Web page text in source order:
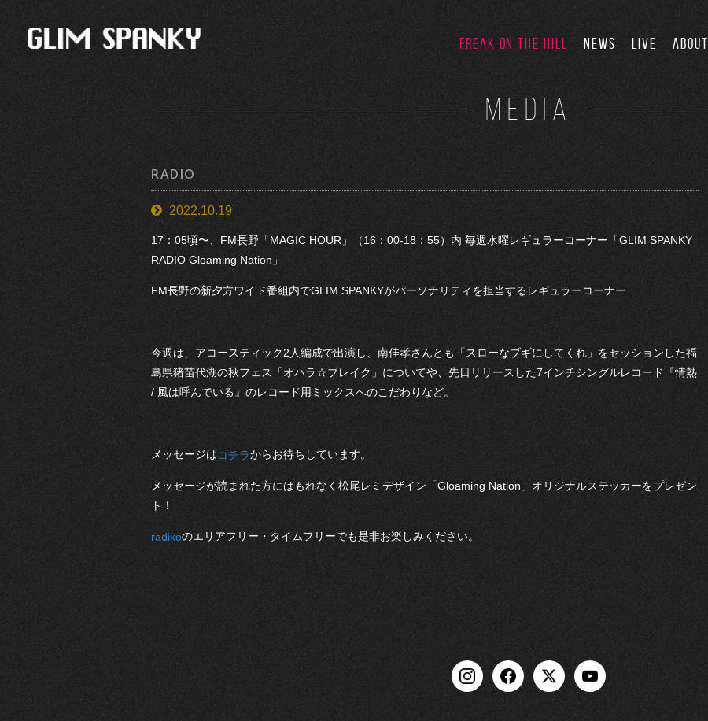
FREAK ON THE HILL NEWS LIVE ABOUT
MEDIA
RADIO
2022.10.19
17：05頃〜、FM長野「MAGIC HOUR」（16：00-18：55）内 毎週水曜レギュラーコーナー「GLIM SPANKY
RADIO Gloaming Nation」
FM長野の新夕方ワイド番組内でGLIM SPANKYがパーソナリティを担当するレギュラーコーナー
今週は、アコースティック2人編成で出演し、南佳孝さんとも「スローなブギにしてくれ」をセッションした福
島県猪苗代湖の秋フェス「オハラ☆ブレイク」についてや、先日リリースした7インチシングルレコード『情熱
/ 風は呼んでいる』のレコード用ミックスへのこだわりなど。
メッセージはコチラからお待ちしています。
メッセージが読まれた方にはもれなく松尾レミデザイン「Gloaming Nation」オリジナルステッカーをプレゼン
ト！
radikoのエリアフリー・タイムフリーでも是非お楽しみください。